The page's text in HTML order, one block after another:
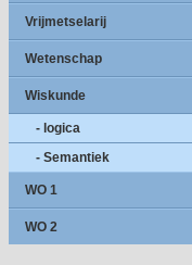
Vrijmetselarij
Wetenschap
Wiskunde
- logica
- Semantiek
WO 1
WO 2